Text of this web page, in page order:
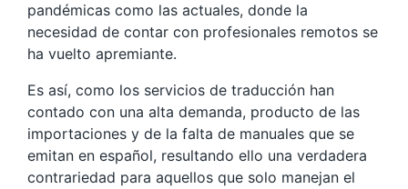
pandémicas como las actuales, donde la
necesidad de contar con profesionales remotos se
ha vuelto apremiante.
Es así, como los servicios de traducción han
contado con una alta demanda, producto de las
importaciones y de la falta de manuales que se
emitan en español, resultando ello una verdadera
contrariedad para aquellos que solo manejan el